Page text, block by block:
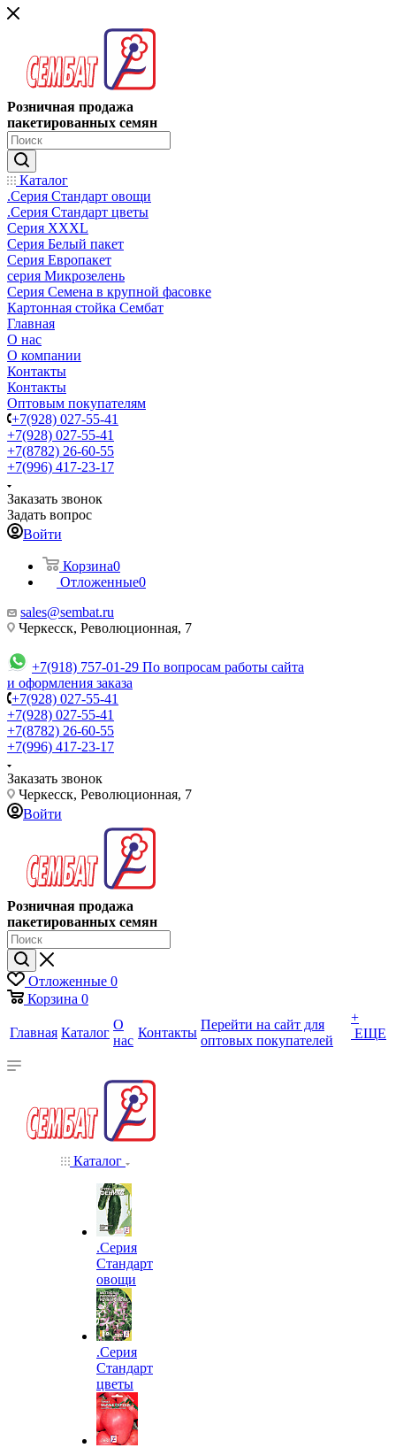
Розничная продажа
пакетированных семян
Каталог
.Серия Стандарт овощи
.Серия Стандарт цветы
Серия XXXL
Серия Белый пакет
Серия Европакет
серия Микрозелень
Серия Семена в крупной фасовке
Картонная стойка Сембат
Главная
О нас
О компании
Контакты
Контакты
Оптовым покупателям
+7(928) 027-55-41
+7(928) 027-55-41
+7(8782) 26-60-55
+7(996) 417-23-17
Заказать звонок
Задать вопрос
Войти
Корзина0
Отложенные0
sales@sembat.ru
Черкесск, Революционная, 7
+7(918) 757-01-29 По вопросам работы сайта
и оформления заказа
+7(928) 027-55-41
+7(928) 027-55-41
+7(8782) 26-60-55
+7(996) 417-23-17
Заказать звонок
Черкесск, Революционная, 7
Войти
Розничная продажа
пакетированных семян
Отложенные 0
Корзина 0
Главная Каталог
О
нас
Контакты
Перейти на сайт для
оптовых покупателей
+
ЕЩЕ
Каталог
.Серия
Стандарт
овощи
.Серия
Стандарт
цветы